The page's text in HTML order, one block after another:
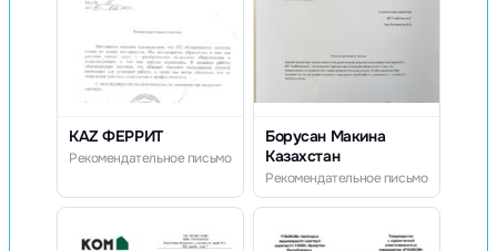
KAZ ФЕРРИТ
Рекомендательное письмо
Борусан Макина
Казахстан
Рекомендательное письмо